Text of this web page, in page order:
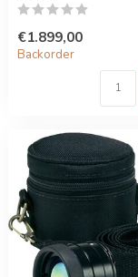
€1.899,00
Backorder